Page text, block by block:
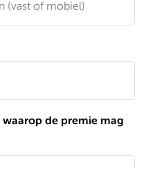
de premie mag